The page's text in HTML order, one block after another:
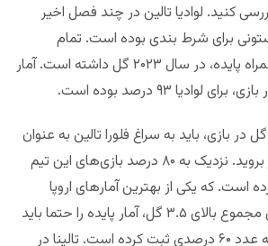
کنید. لوادیا تالین در چند فصل اخیر
برای شرط بندی بوده است. تمام
بازی‌های این تیم به همراه پایده، در سال ۲۰۲۳ گل داشته است. آمار
برای مجموع بالای ۲.۵ گل در بازی، باید به سراغ فلورا تالین به عنوان
قهرمان چند سال اخیر بروید. نزدیک به ۸۰ درصد بازی‌های این تیم
کرده است. که یکی از بهترین آمارهای اروپا
محسوب می‌شود. برای مجموع بالای ۳.۵ گل، آمار پایده را حتما باید
در نظر داشته باشید که عدد ۶۰ درصدی ثبت کرده است. تالینا در